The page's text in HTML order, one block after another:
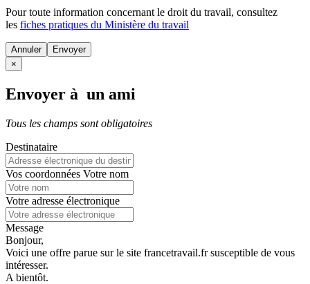
Pour toute information concernant le droit du travail, consultez
les fiches pratiques du Ministère du travail
Annuler
×
Envoyer à un ami
Tous les champs sont obligatoires
Destinataire
Vos coordonnées Votre nom
Votre adresse électronique
Message
Bonjour,
Voici une offre parue sur le site francetravail.fr susceptible de vous
intéresser.
A bientôt.